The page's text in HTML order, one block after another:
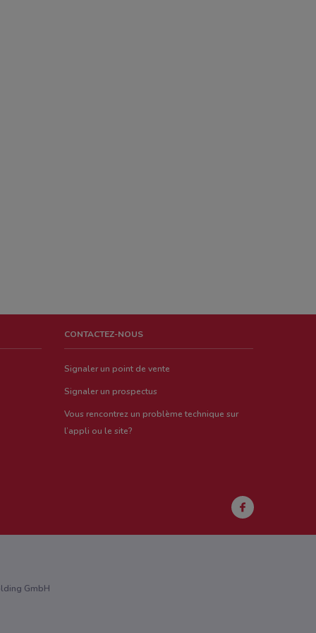
CONTACTEZ-NOUS
Signaler un point de vente
Signaler un prospectus
Vous rencontrez un problème technique sur
l’appli ou le site?
GmbH